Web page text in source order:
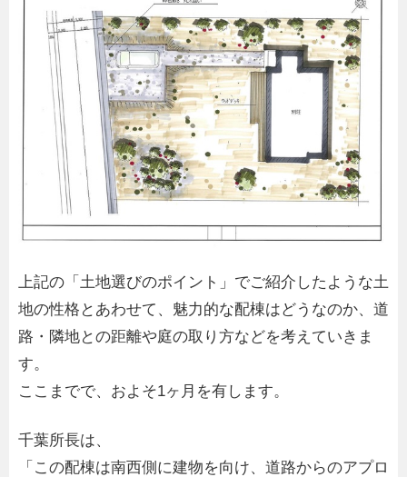
上記の「土地選びのポイント」でご紹介したような土
地の性格とあわせて、魅力的な配棟はどうなのか、道
路・隣地との距離や庭の取り方などを考えていきま
す。
ここまでで、およそ1ヶ月を有します。
千葉所長は、
「この配棟は南西側に建物を向け、道路からのアプロ